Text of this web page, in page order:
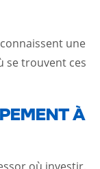
une
se trouvent ces
À